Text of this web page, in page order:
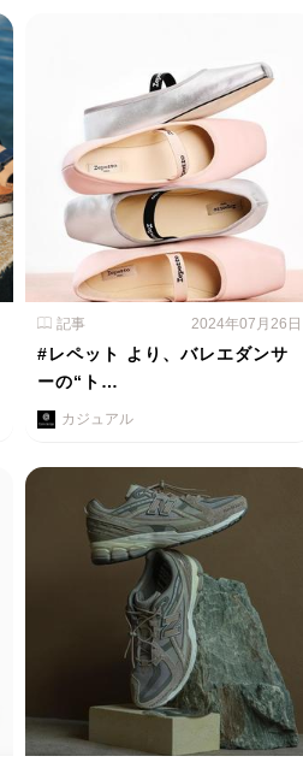
記事 2024年07月26日
#レペット より、バレエダンサ
ーの“ト…
カジュアル